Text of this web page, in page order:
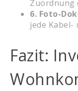
Zuordnung
6. Foto-
jede
Fazit: